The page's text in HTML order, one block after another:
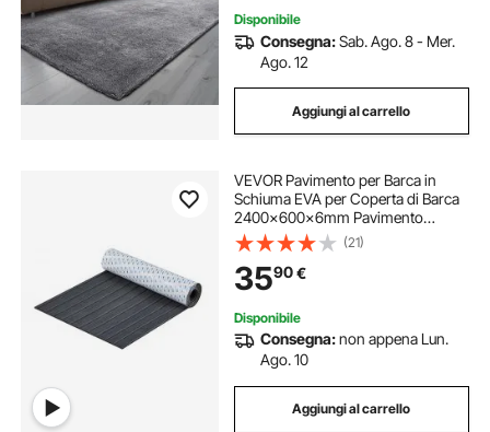
Disponibile
Consegna:Sab. Ago. 8 - Mer.
Ago. 12
Aggiungi al carrello
VEVOR Pavimento per Barca in
Schiuma EVA per Coperta di Barca
2400x600x6mm Pavimento
Autoadesivo Antiscivolo 14400 cm²
Tappeto Marino per Barche, Yacht,
Pontoni, Coperte di Kayak
(21)
3590€
Disponibile
Consegna:non appena Lun.
Ago. 10
Aggiungi al carrello